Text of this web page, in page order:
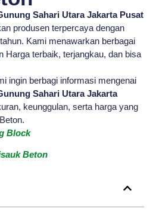
Sahari Utara Jakarta Pusat
produsen terpercaya dengan
Kami menawarkan berbagai
Harga terbaik, terjangkau, dan bisa
ingin berbagi informasi mengenai
Sahari Utara Jakarta
keunggulan, serta harga yang
Block
Beton